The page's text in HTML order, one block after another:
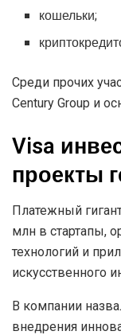
кошельки;
Среди прочих
Century Group и
Visa
проекты
Платежный
млн в стартапы,
технологий и
искусственного
В компании
внедрения